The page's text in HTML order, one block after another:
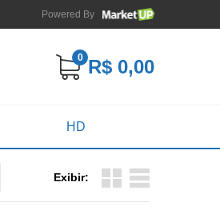
Powered By
0 R$ 0,00
HD
Exibir: